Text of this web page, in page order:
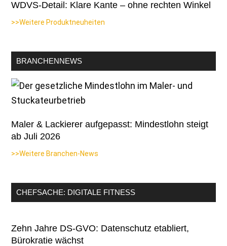
WDVS-Detail: Klare Kante – ohne rechten Winkel
>>Weitere Produktneuheiten
BRANCHENNEWS
Maler & Lackierer aufgepasst: Mindestlohn steigt
ab Juli 2026
>>Weitere Branchen-News
CHEFSACHE: DIGITALE FITNESS
Zehn Jahre DS-GVO: Datenschutz etabliert,
Bürokratie wächst